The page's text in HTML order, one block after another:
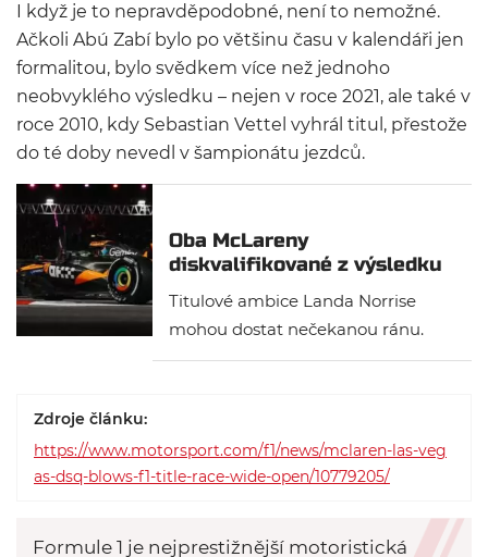
I když je to nepravděpodobné, není to nemožné.
Ačkoli Abú Zabí bylo po většinu času v kalendáři jen
formalitou, bylo svědkem více než jednoho
neobvyklého výsledku – nejen v roce 2021, ale také v
roce 2010, kdy Sebastian Vettel vyhrál titul, přestože
do té doby nevedl v šampionátu jezdců.
Oba McLareny
diskvalifikované z výsledku
Titulové ambice Landa Norrise
mohou dostat nečekanou ránu.
Oba jezdci McLarenu čelí možné
Max Verstappen by se výrazně
přiblížil v boji o titul.
Zdroje článku:
https://www.motorsport.com/f1/news/mclaren-las-veg
as-dsq-blows-f1-title-race-wide-open/10779205/
Formule 1 je nejprestižnější motoristická